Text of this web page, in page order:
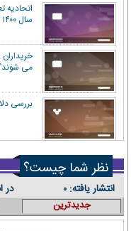
اتحادیه
سال ۱۴۰۰ افزایش یافت
می
بررسی
نظر شما چیست؟
انتشار یافته: ۰ در
جدیدترین